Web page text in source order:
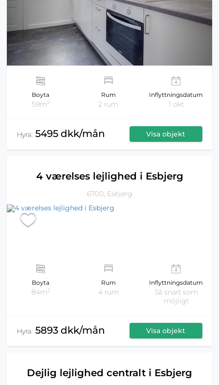
Boyta
59m2
Rum
2 rum
Inflyttningsdatum
1 okt
Hyra: 5495 dkk/mån Visa objekt
4 værelses lejlighed i Esbjerg
6700, Esbjerg
Boyta
84m2
Rum
4 rum
Inflyttningsdatum
Så snart som
möjligt
Hyra: 5893 dkk/mån Visa objekt
Dejlig lejlighed centralt i Esbjerg